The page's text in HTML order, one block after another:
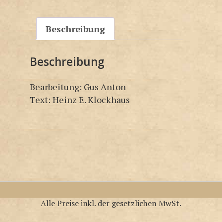
Beschreibung
Beschreibung
Bearbeitung: Gus Anton
Text: Heinz E. Klockhaus
Alle Preise inkl. der gesetzlichen MwSt.